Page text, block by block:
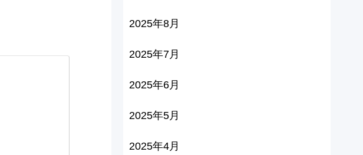
2025年8月
2025年7月
2025年6月
2025年5月
2025年4月